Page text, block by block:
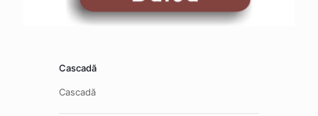
Cascadă
Cascadă